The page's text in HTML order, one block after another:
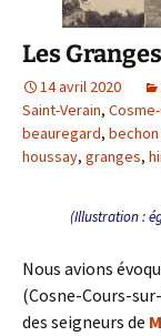
Les
14 avril 2020
Saint-Verain,
beauregard,
houssay, granges,
(Illustration :
Nous avions
(Cosne-Cours-
des seigneurs de